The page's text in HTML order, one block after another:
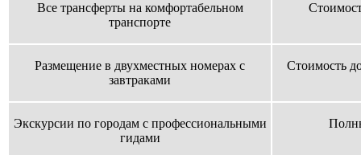
Все трансферты на комфортабельном
транспорте
Размещение в двухместных номерах с
завтраками
Стоимость
Экскурсии по городам с профессиональными
гидами